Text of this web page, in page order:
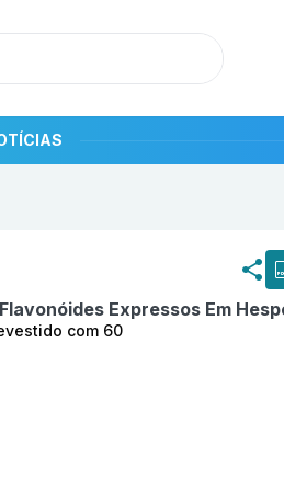
Expressos Em
com 60